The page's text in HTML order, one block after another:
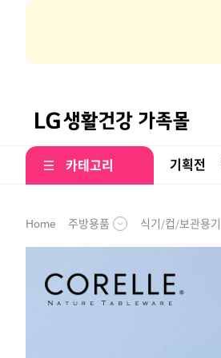
카테고리 기획전
Home 주방용품 식기/컵/보관용기